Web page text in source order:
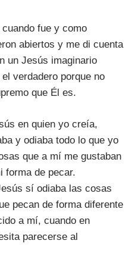
fue y como
abiertos y me di cuenta
un Jesús imaginario
verdadero porque no
que Él es.
en quien yo creía,
y odiaba todo lo que yo
que a mí me gustaban
forma de pecar.
sí odiaba las cosas
pecan de forma diferente
a mí, cuando en
parecerse al